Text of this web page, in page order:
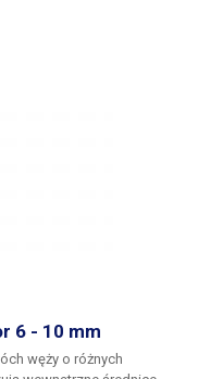
6 - 10 mm
węży o różnych